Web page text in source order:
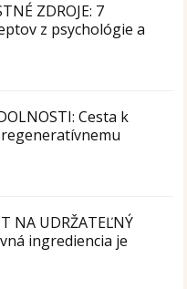
ZDROJE: 7
z psychológie a
Cesta k
NA UDRŽATEĽNÝ
ingrediencia je